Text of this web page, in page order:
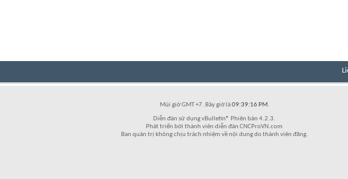
Múi giờ GMT +7. Bây giờ là09:39:16 PM.
Diễn đàn sử dụng vBulletin® Phiên bản 4.2.3.
Phát triển bởi thành viên diễn đàn CNCProVN.com
Ban quản trị không chịu trách nhiệm về nội dung do thành viên đăng.